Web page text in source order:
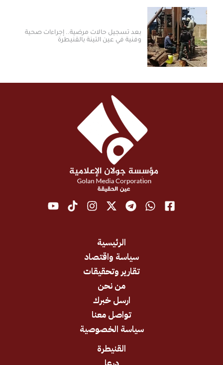
بعد تسجيل حالات مرضية.. إجراءات صحية
وفنية في عين التينة بالقنيطرة
سياسة واقتصاد
تقارير وتحقيقات
ارسل خبرك
تواصل معنا
سياسة الخصوصية